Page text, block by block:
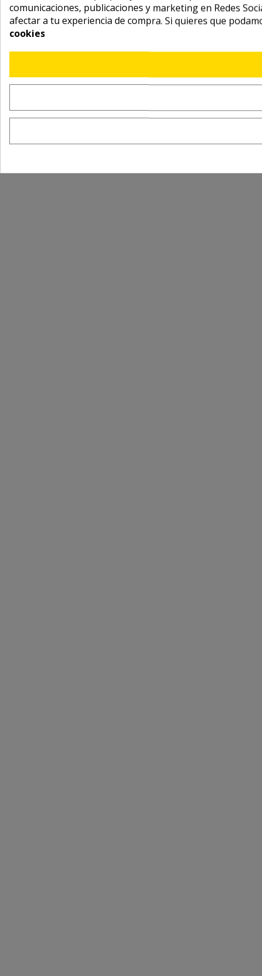
comunicaciones, publicaciones y marketing en Redes
afectar a tu experiencia de compra. Si quieres que
cookies